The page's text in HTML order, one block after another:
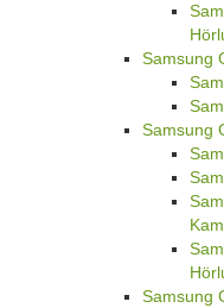
Samsung
Samsung
Samsung